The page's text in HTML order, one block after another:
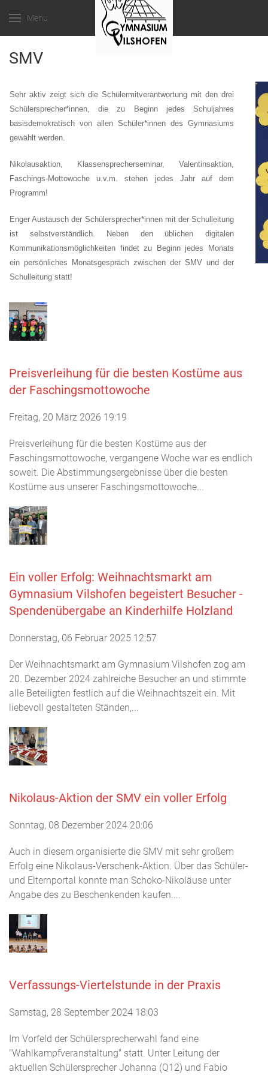
Menu
SMV
Sehr aktiv zeigt sich die Schülermitverantwortung mit den drei
Schülersprecher*innen, die zu Beginn jedes Schuljahres
basisdemokratisch von allen Schüler*innen des Gymnasiums
gewählt werden.
Nikolausaktion, Klassensprecherseminar, Valentinsaktion,
Faschings-Mottowoche u.v.m. stehen jedes Jahr auf dem
Programm!
Enger Austausch der Schülersprecher*innen mit der Schulleitung
ist selbstverständlich. Neben den üblichen digitalen
Kommunikationsmöglichkeiten findet zu Beginn jedes Monats
ein persönliches Monatsgespräch zwischen der SMV und der
Schulleitung statt!
Preisverleihung für die besten Kostüme aus
der Faschingsmottowoche
Freitag, 20 März 2026 19:19
Preisverleihung für die besten Kostüme aus der
Faschingsmottowoche, vergangene Woche war es endlich
soweit. Die Abstimmungsergebnisse über die besten
Kostüme aus unserer Faschingsmottowoche...
Ein voller Erfolg: Weihnachtsmarkt am
Gymnasium Vilshofen begeistert Besucher -
Spendenübergabe an Kinderhilfe Holzland
Donnerstag, 06 Februar 2025 12:57
Der Weihnachtsmarkt am Gymnasium Vilshofen zog am
20. Dezember 2024 zahlreiche Besucher an und stimmte
alle Beteiligten festlich auf die Weihnachtszeit ein. Mit
liebevoll gestalteten Ständen,...
Nikolaus-Aktion der SMV ein voller Erfolg
Sonntag, 08 Dezember 2024 20:06
Auch in diesem organisierte die SMV mit sehr großem
Erfolg eine Nikolaus-Verschenk-Aktion. Über das Schüler-
und Elternportal konnte man Schoko-Nikoläuse unter
Angabe des zu Beschenkenden kaufen....
Verfassungs-Viertelstunde in der Praxis
Samstag, 28 September 2024 18:03
Im Vorfeld der Schülersprecherwahl fand eine
"Wahlkampfveranstaltung" statt. Unter Leitung der
aktuellen Schülersprecher Johanna (Q12) und Fabio